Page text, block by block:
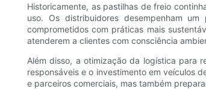
Historicamente, as pastilhas de freio
uso. Os distribuidores desempenham
comprometidos com práticas mais
atenderem a clientes com consciência
Além disso, a otimização da logística para
responsáveis ​​e o investimento em veículos
e parceiros comerciais, mas também